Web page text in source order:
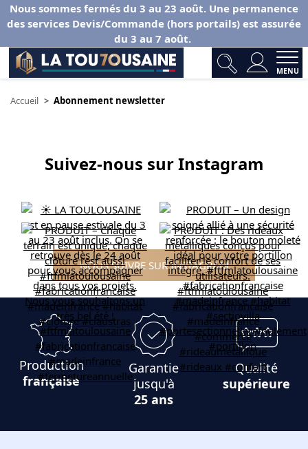
Nous sommes fermés du 3 au 23 août. Une permanence
des services Devis/Commande (hors portails) est assurée
du 3 au 7 août.
MENU
Accueil Abonnement newsletter
Suivez-nous sur Instagram
NOUS SUIVRE SUR INSTAGRAM
Production
française
Garantie
jusqu'à
25 ans
Qualité
supérieure